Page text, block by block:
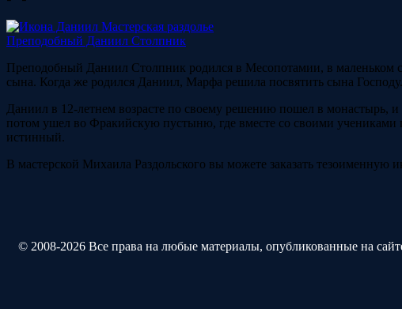
Преподобный Даниил Столпник
Преподобный Даниил Столпник родился в Месопотамии, в маленьком
сына. Когда же родился Даниил, Марфа решила посвятить сына Господу.
Даниил в 12-летнем возрасте по своему решению пошел в монастырь,
потом ушел во Фракийскую пустыню, где вместе со своими учениками
истинный.
В мастерской Михаила Раздольского вы можете заказать
© 2008-2026 Все права на любые материалы, опубликованные на